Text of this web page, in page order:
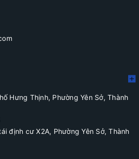
Hưng Thịnh, Phường Yên Sở, Thành
định cư X2A, Phường Yên Sở, Thành